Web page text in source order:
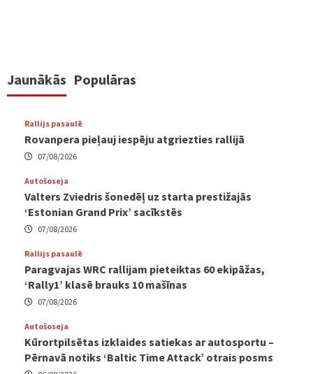
Jaunākās Populāras
Rallijs pasaulē
Rovanpera pieļauj iespēju atgriezties rallijā
07/08/2026
Autošoseja
Valters Zviedris šonedēļ uz starta prestižajās
‘Estonian Grand Prix’ sacīkstēs
07/08/2026
Rallijs pasaulē
Paragvajas WRC rallijam pieteiktas 60 ekipāžas,
‘Rally1’ klasē brauks 10 mašīnas
07/08/2026
Autošoseja
Kūrortpilsētas izklaides satiekas ar autosportu –
Pērnavā notiks ‘Baltic Time Attack’ otrais posms